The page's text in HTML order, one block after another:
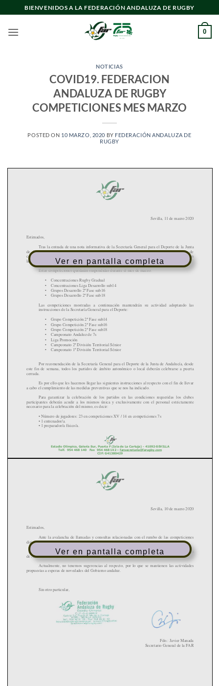
al
contenido
BIENVENIDOS A LA FEDERACIÓN ANDALUZA DE RUGBY
0
NOTICIAS
COVID19. FEDERACION
ANDALUZA DE RUGBY
COMPETICIONES MES MARZO
POSTED ON 10 MARZO, 2020 BY FEDERACIÓN ANDALUZA DE
RUGBY
Ver en pantalla completa
Ver en pantalla completa